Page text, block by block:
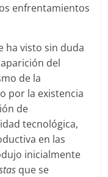
enfrentamientos
ha visto sin duda
del
de la
por la existencia
de
tecnológica,
en las
inicialmente
que se